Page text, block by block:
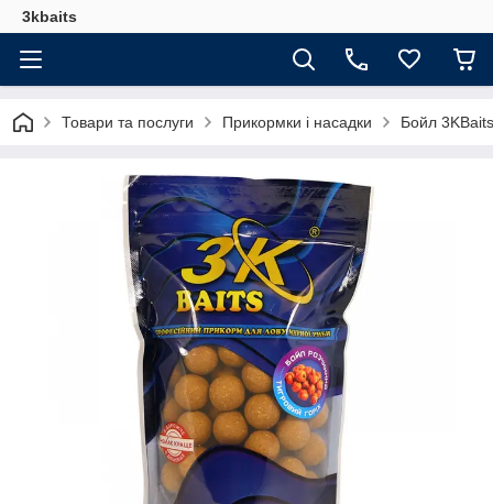
3kbaits
Товари та послуги Прикормки і насадки Бойл